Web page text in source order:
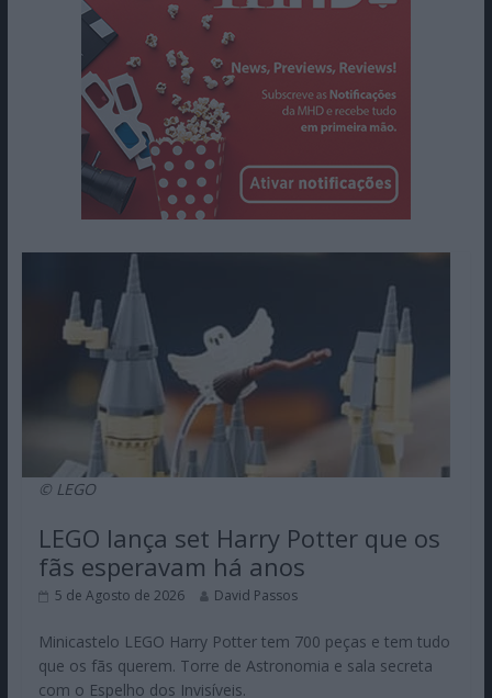
© LEGO
LEGO lança set Harry Potter que os
fãs esperavam há anos
5 de Agosto de 2026 David Passos
Minicastelo LEGO Harry Potter tem 700 peças e tem tudo
que os fãs querem. Torre de Astronomia e sala secreta
com o Espelho dos Invisíveis.